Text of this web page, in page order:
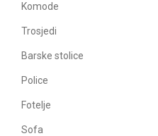
Komode
Trosjedi
Barske stolice
Police
Fotelje
Sofa